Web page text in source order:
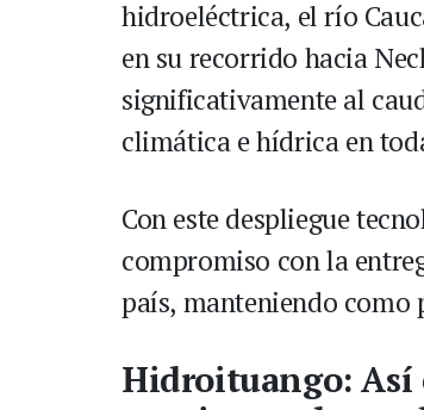
hidroeléctrica, el río
en su recorrido hacia
significativamente al
climática e hídrica en
Con este despliegue
compromiso con la
país, manteniendo
Hidroituango: Así